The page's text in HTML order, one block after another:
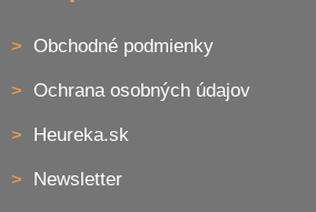
Obchodné podmienky
Ochrana osobných údajov
Heureka.sk
Newsletter